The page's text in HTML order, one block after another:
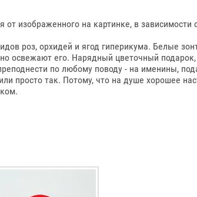
от изображенного на картинке, в зависимости
роз, орхидей и ягод гиперикума. Белые
освежают его. Нарядный цветочный подарок,
по любому поводу - на именины,
просто так. Потому, что на душе хорошее